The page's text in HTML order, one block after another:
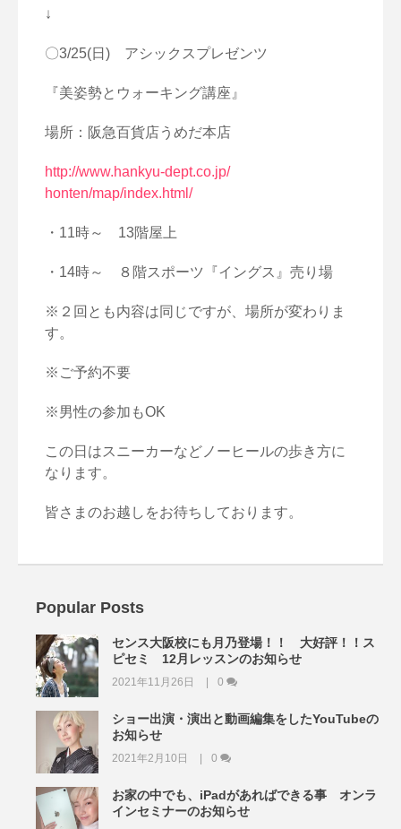
↓
〇3/25(日) アシックスプレゼンツ
『美姿勢とウォーキング講座』
場所：阪急百貨店うめだ本店
http://www.hankyu-dept.co.jp/
honten/map/index.html/
・11時～ 13階屋上
・14時～ ８階スポーツ『イングス』売り場
※２回とも内容は同じですが、場所が変わりま
す。
※ご予約不要
※男性の参加もOK
この日はスニーカーなどノーヒールの歩き方に
なります。
皆さまのお越しをお待ちしております。
Popular Posts
センス大阪校にも月乃登場！！ 大好評！！ス
ピセミ 12月レッスンのお知らせ
2021年11月26日 0
ショー出演・演出と動画編集をしたYouTubeの
お知らせ
2021年2月10日 0
お家の中でも、iPadがあればできる事 オンラ
インセミナーのお知らせ